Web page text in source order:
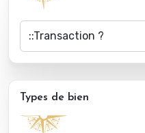
Types de bien